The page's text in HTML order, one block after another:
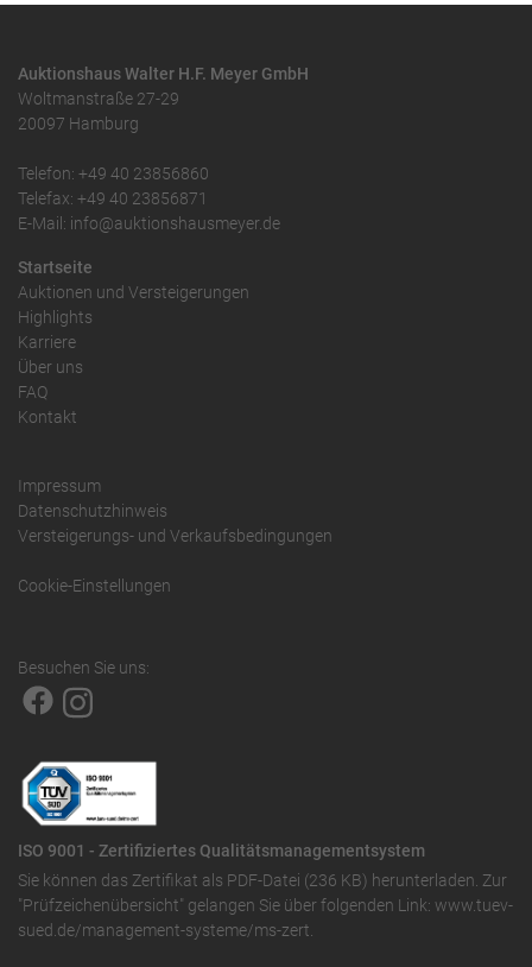
Auktionshaus Walter H.F. Meyer GmbH
Woltmanstraße 27-29
20097 Hamburg
Telefon: +49 40 23856860
Telefax: +49 40 23856871
E-Mail: info@auktionshausmeyer.de
Startseite
Auktionen und Versteigerungen
Highlights
Karriere
Über uns
FAQ
Kontakt
Impressum
Datenschutzhinweis
Versteigerungs- und Verkaufsbedingungen
Cookie-Einstellungen
Besuchen Sie uns:
ISO 9001 - Zertifiziertes Qualitätsmanagementsystem
Sie können das Zertifikat als PDF-Datei (236 KB) herunterladen. Zur
"Prüfzeichenübersicht" gelangen Sie über folgenden Link: www.tuev-
sued.de/management-systeme/ms-zert